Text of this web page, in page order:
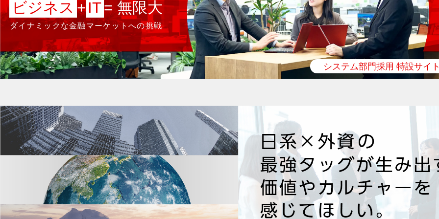
ビジネス +IT= 無限大
ダイナミックな金融マーケットへの挑戦
システム部門採用 特設サイ